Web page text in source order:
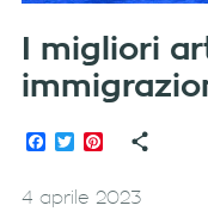
I migliori
Facebook
TwitterPinterest
4 aprile 2023